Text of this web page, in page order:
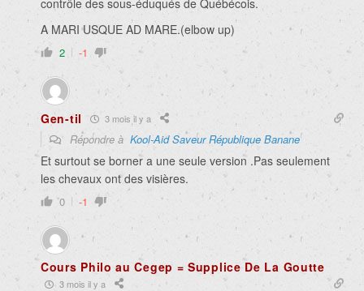
contrôle des sous-éduqués de Québécois.
A MARI USQUE AD MARE.(elbow up)
2 -1
Gen-til 3 mois il y a
Répondre à Kool-Aid Saveur République Banane
Et surtout se borner a une seule version .Pas seulement
les chevaux ont des visières.
0 -1
Cours Philo au Cegep = Supplice De La Goutte
3 mois il y a